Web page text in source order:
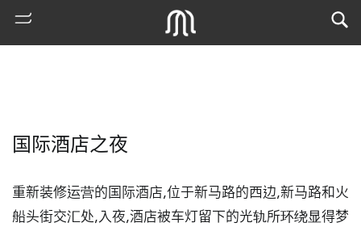
国际酒店之夜
重新装修运营的国际酒店,位于新马路的西边,新马路和火
船头街交汇处,入夜,酒店被车灯留下的光轨所环绕显得梦